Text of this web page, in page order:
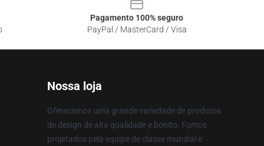
Pagamento 100% seguro
PayPal / MasterCard / Visa
Nossa loja
Oferecemos uma grande variedade de produtos
de design de alta qualidade e bonito. Fomos
projetados pela equipe de classe mundial e